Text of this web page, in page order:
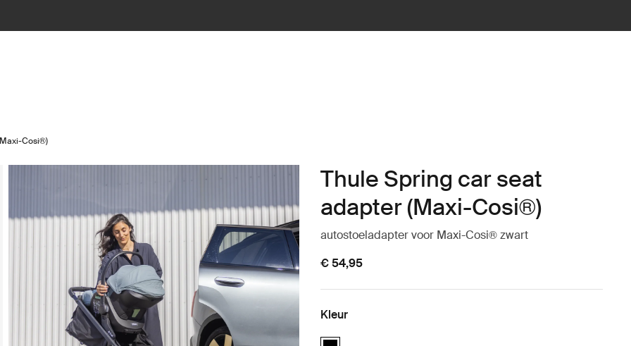
Cosi®)
Thule Spring car seat
adapter (Maxi-Cosi®)
autostoeladapter voor Maxi-Cosi® zwart
€ 54,95
Kleur
Thule Spring car seat adapter (Maxi-Cosi®) Zwart (selected)